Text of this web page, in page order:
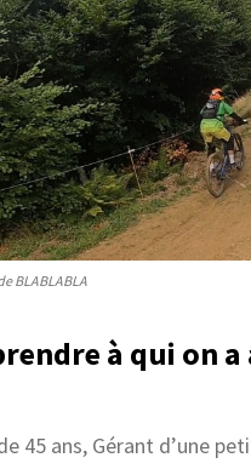
BLABLABLA
à qui on
45 ans, Gérant d’une